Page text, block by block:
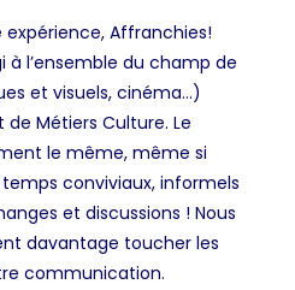
Affranchies!
l’ensemble du champ de
et visuels, cinéma…)
Métiers Culture. Le
le même, même si
conviviaux, informels
et discussions ! Nous
davantage toucher les
communication.